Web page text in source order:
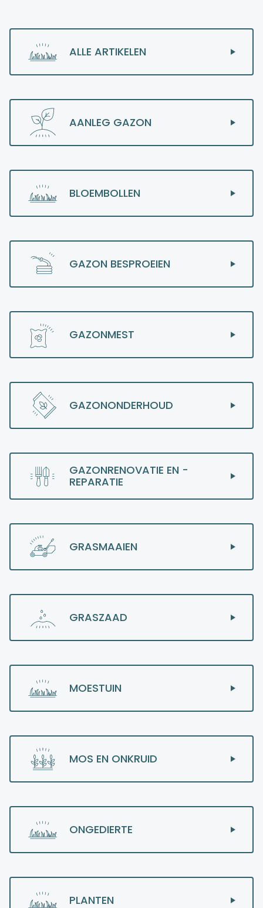
ALLE ARTIKELEN
AANLEG GAZON
BLOEMBOLLEN
GAZON BESPROEIEN
GAZONMEST
GAZONONDERHOUD
GAZONRENOVATIE EN -
REPARATIE
GRASMAAIEN
GRASZAAD
MOESTUIN
MOS EN ONKRUID
ONGEDIERTE
PLANTEN